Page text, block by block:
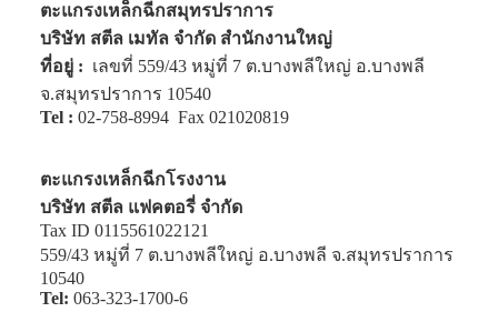
ตะแกรงเหล็กฉีกสมุทรปราการ
บริษัท สตีล เมทัล จำกัด สำนักงานใหญ่
ที่อยู่ : เลขที่ 559/43 หมู่ที่ 7 ต.บางพลีใหญ่ อ.บางพลี
จ.สมุทรปราการ 10540
Tel : 02-758-8994Fax 021020819
ตะแกรงเหล็กฉีกโรงงาน
บริษัท สตีล แฟคตอรี่ จำกัด
Tax ID 0115561022121
559/43 หมู่ที่ 7 ต.บางพลีใหญ่ อ.บางพลี จ.สมุทรปราการ
10540
Tel: 063-323-1700-6